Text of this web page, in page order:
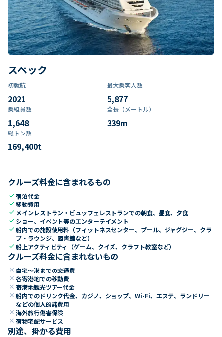
スペック
初就航
2021
最大乗客人数
5,877
乗組員数​
1,648
全長（メートル）
339m
総トン数​
169,400t
クルーズ料金に含まれるもの
check宿泊代金
check移動費用
check メインレストラン・ビュッフェレストランでの朝食、昼食、夕食
check ショー、イベント等のエンターテイメント
check船内での施設使用料（フィットネスセンター、プール、ジャグジー、クラ
ブ・ラウンジ、図書館など）
check船上アクティビティ（ゲーム、クイズ、クラフト教室など）
クルーズ料金に含まれないもの
close 自宅～港までの交通費
close 各寄港地での移動費
close 寄港地観光ツアー代金
close 船内でのドリンク代金、カジノ、ショップ、Wi-Fi、エステ、ランドリー
などの個人的諸費用
close 海外旅行傷害保険
close 荷物宅配サービス
別途、掛かる費用